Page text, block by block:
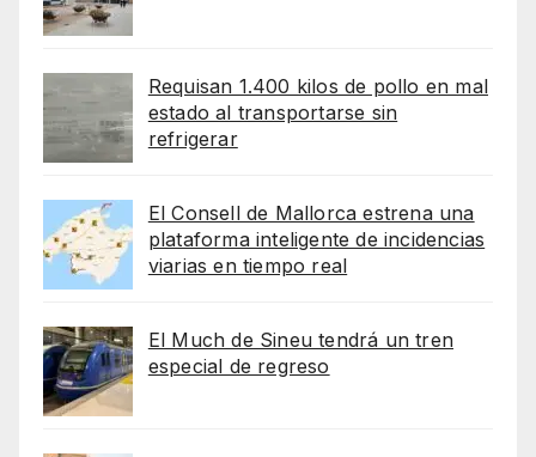
Requisan 1.400 kilos de pollo en mal
estado al transportarse sin
refrigerar
El Consell de Mallorca estrena una
plataforma inteligente de incidencias
viarias en tiempo real
El Much de Sineu tendrá un tren
especial de regreso